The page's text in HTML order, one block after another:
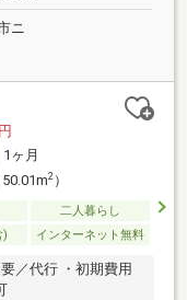
ニ
1ヶ月
2）
二人暮らし
) インターネット無料
／代行 ・初期費用